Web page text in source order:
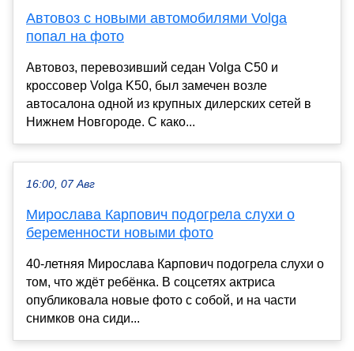
Автовоз с новыми автомобилями Volga
попал на фото
Автовоз, перевозивший седан Volga C50 и
кроссовер Volga K50, был замечен возле
автосалона одной из крупных дилерских сетей в
Нижнем Новгороде. С како...
16:00, 07 Авг
Мирослава Карпович подогрела слухи о
беременности новыми фото
40-летняя Мирослава Карпович подогрела слухи о
том, что ждёт ребёнка. В соцсетях актриса
опубликовала новые фото с собой, и на части
снимков она сиди...